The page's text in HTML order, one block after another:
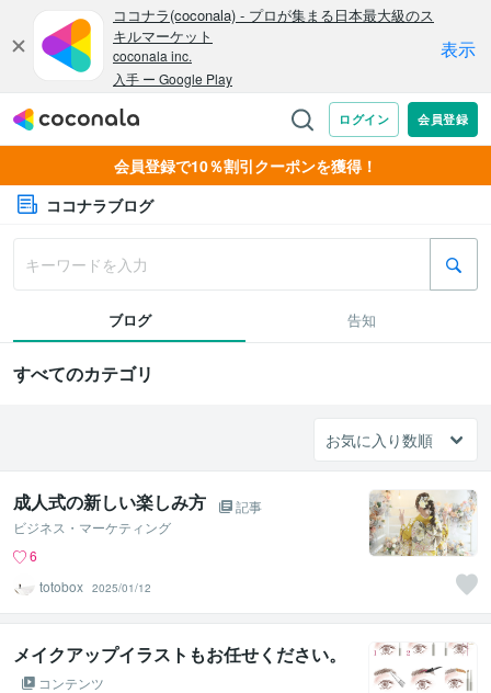
会員登録で10％割引クーポンを獲得！
ココナラブログ
ブログ 告知
すべてのカテゴリ
成人式の新しい楽しみ方
記事
ビジネス・マーケティング
6
totobox 2025/01/12
メイクアップイラストもお任せください。
コンテンツ